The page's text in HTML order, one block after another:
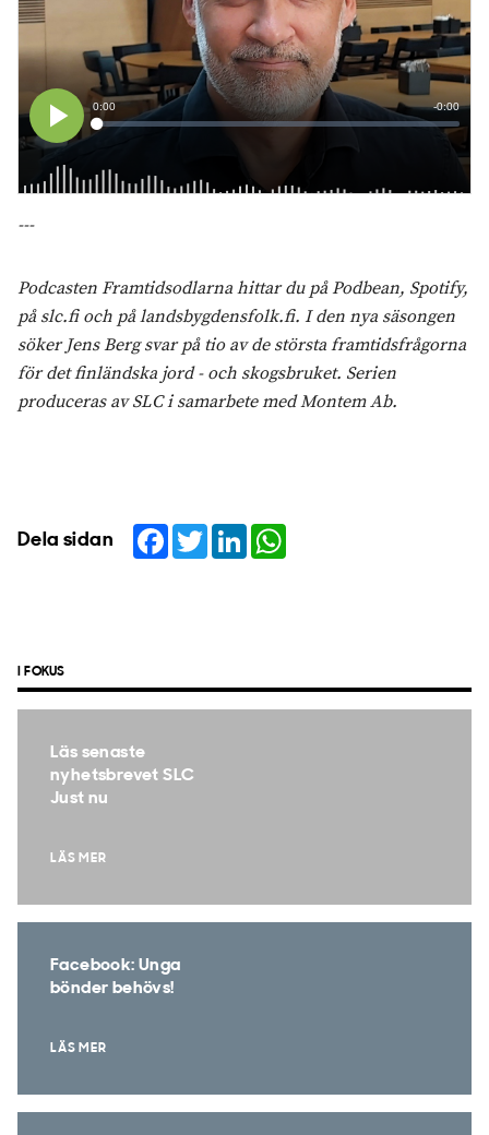
---
Podcasten Framtidsodlarna hittar du på Podbean, Spotify,
på slc.fi och på landsbygdensfolk.fi. I den nya säsongen
söker Jens Berg svar på tio av de största framtidsfrågorna
för det finländska jord - och skogsbruket. Serien
produceras av SLC i samarbete med Montem Ab.
Dela sidan Facebook
TwitterLinkedIn
I FOKUS
Läs senaste
nyhetsbrevet SLC
Just nu
LÄS MER
Facebook: Unga
bönder behövs!
LÄS MER